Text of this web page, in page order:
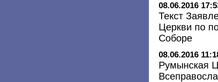
08.06.2016
Текст
Церкви по
Соборе
08.06.2016
Румынская